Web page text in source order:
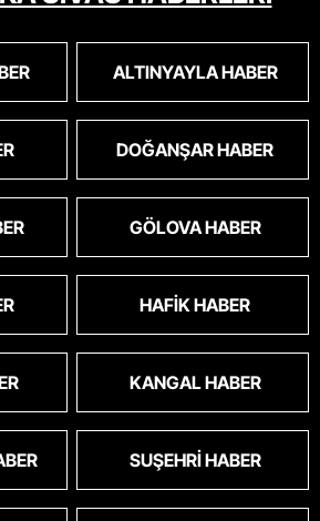
ALTINYAYLA HABER
DOĞANŞAR HABER
GÖLOVA HABER
HAFIK HABER
KANGAL HABER
SUŞEHRI HABER